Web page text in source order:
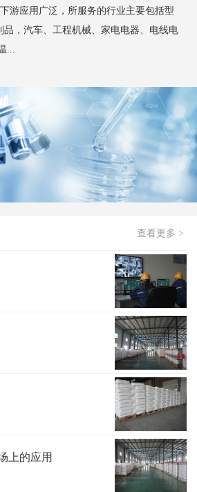
下游应用广泛，所服务的行业主要包括型
品，汽车、工程机械、家电电器、电线电
...
查看更多 >
上的应用